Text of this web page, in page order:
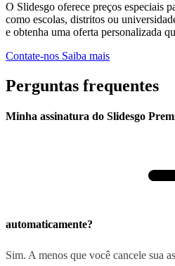
O Slidesgo oferece preços especiais
como escolas, distritos ou
e obtenha uma oferta personalizada
Contate-nos Saiba mais
Perguntas frequentes
Minha assinatura do Slidesgo
automaticamente?
Sim. A menos que você cancele sua